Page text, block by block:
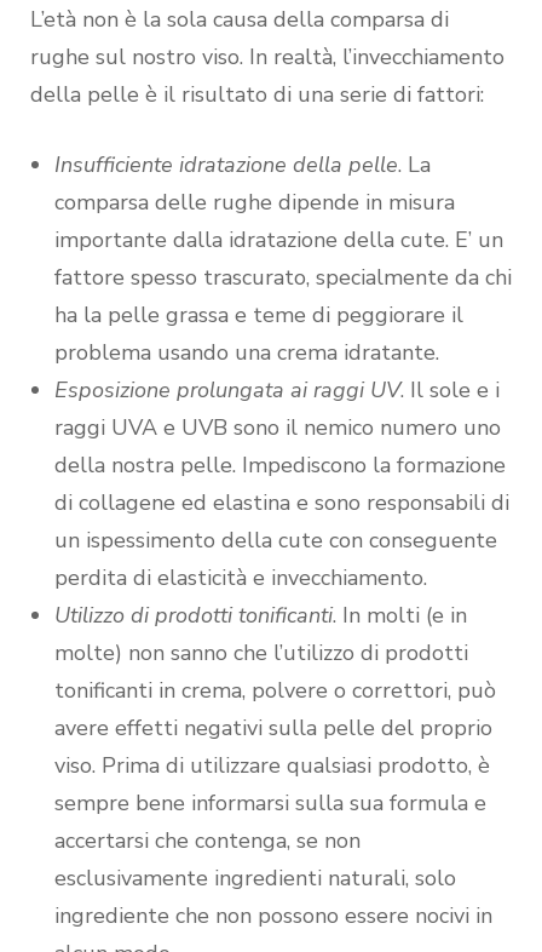
L’età non è la sola causa della comparsa di
rughe sul nostro viso. In realtà, l’invecchiamento
della pelle è il risultato di una serie di fattori:
Insufficiente idratazione della pelle. La
comparsa delle rughe dipende in misura
importante dalla idratazione della cute. E’ un
fattore spesso trascurato, specialmente da chi
ha la pelle grassa e teme di peggiorare il
problema usando una crema idratante.
Esposizione prolungata ai raggi UV. Il sole e i
raggi UVA e UVB sono il nemico numero uno
della nostra pelle. Impediscono la formazione
di collagene ed elastina e sono responsabili di
un ispessimento della cute con conseguente
perdita di elasticità e invecchiamento.
Utilizzo di prodotti tonificanti. In molti (e in
molte) non sanno che l’utilizzo di prodotti
tonificanti in crema, polvere o correttori, può
avere effetti negativi sulla pelle del proprio
viso. Prima di utilizzare qualsiasi prodotto, è
sempre bene informarsi sulla sua formula e
accertarsi che contenga, se non
esclusivamente ingredienti naturali, solo
ingrediente che non possono essere nocivi in